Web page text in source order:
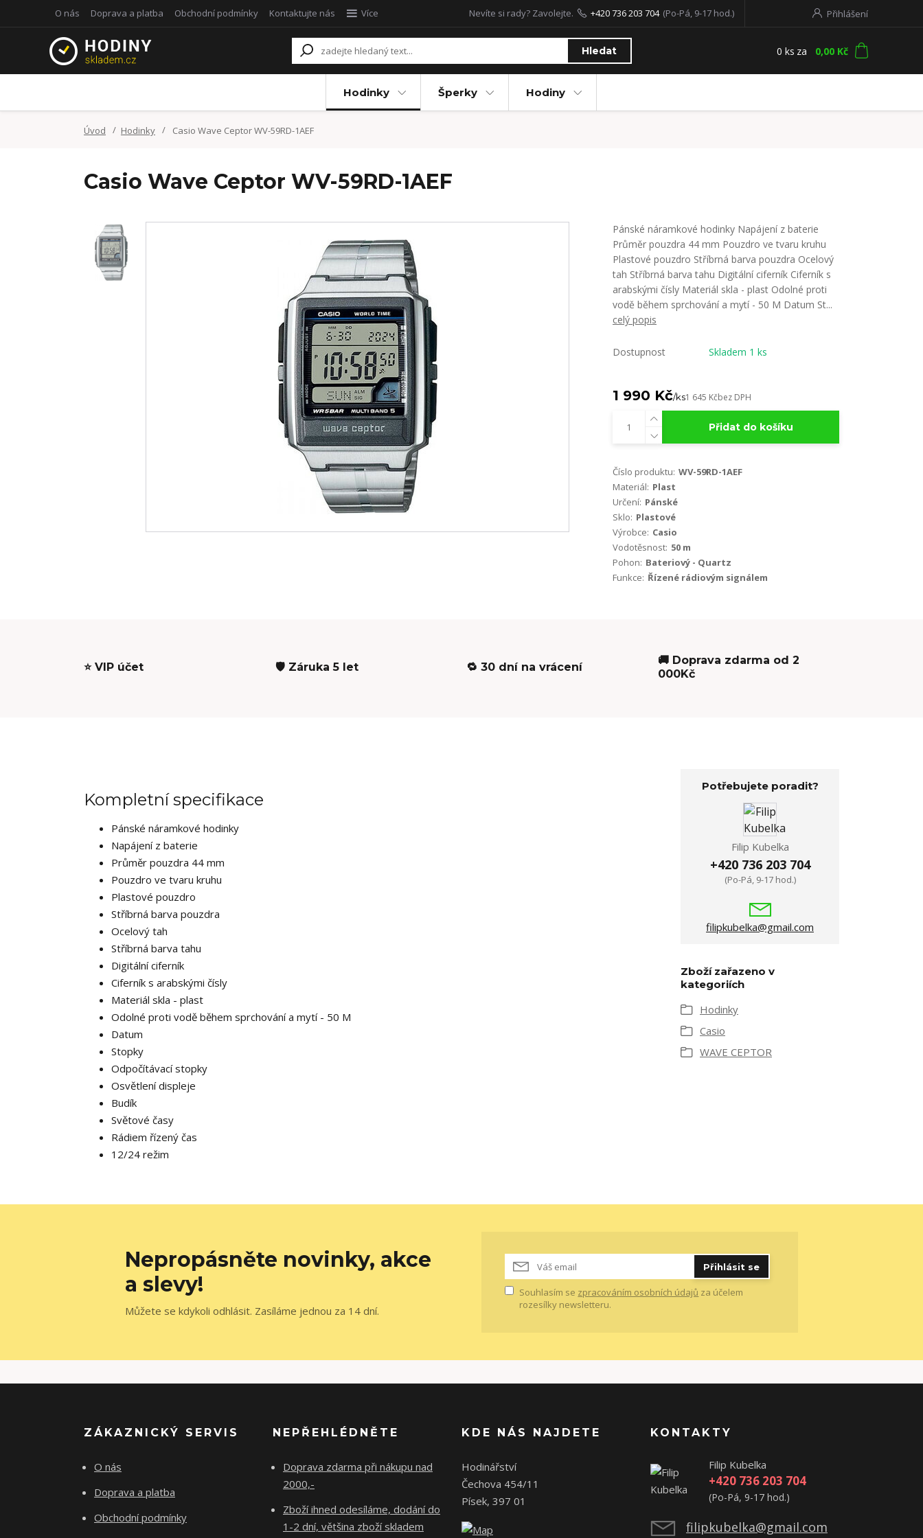
O nás Doprava a platba Obchodní podmínky Kontaktujte nás Více Přihlášení
Hledat
Nevíte si rady? Zavolejte. +420 736 203 704 (Po-Pá, 9-17 hod.)
0 ks za 0,00 Kč
Hodinky Šperky Hodiny
Úvod Hodinky Casio Wave Ceptor WV-59RD-1AEF
Casio Wave Ceptor WV-59RD-1AEF
Pánské náramkové hodinky Napájení z baterie
Průměr pouzdra 44 mm Pouzdro ve tvaru kruhu
Plastové pouzdro Stříbrná barva pouzdra Ocelový
tah Stříbrná barva tahu Digitální ciferník Ciferník s
arabskými čísly Materiál skla - plast Odolné proti
vodě během sprchování a mytí - 50 M Datum St...
celý popis
Dostupnost Skladem 1 ks
1 990 Kč/ks1 645 Kčbez DPH
Přidat do košíku
Číslo produktu: WV-59RD-1AEF
Materiál: Plast
Určení: Pánské
Sklo: Plastové
Výrobce: Casio
Vodotěsnost: 50 m
Pohon: Bateriový - Quartz
Funkce: Řízené rádiovým signálem
⭐ VIP účet 🛡️ Záruka 5 let 🔁 30 dní na vrácení
🚚 Doprava zdarma od 2
000Kč
Kompletní specifikace
Pánské náramkové hodinky
Napájení z baterie
Průměr pouzdra 44 mm
Pouzdro ve tvaru kruhu
Plastové pouzdro
Stříbrná barva pouzdra
Ocelový tah
Stříbrná barva tahu
Digitální ciferník
Ciferník s arabskými čísly
Materiál skla - plast
Odolné proti vodě během sprchování a mytí - 50 M
Datum
Stopky
Odpočítávací stopky
Osvětlení displeje
Budík
Světové časy
Rádiem řízený čas
12/24 režim
Potřebujete poradit?
Filip Kubelka
+420 736 203 704
(Po-Pá, 9-17 hod.)
filipkubelka@gmail.com
Zboží zařazeno v
kategoriích
Hodinky
Casio
WAVE CEPTOR
Nepropásněte novinky, akce
a slevy!
Můžete se kdykoli odhlásit. Zasíláme jednou za 14 dní.
Přihlásit se
Souhlasím se zpracováním osobních údajů za účelem
rozesílky newsletteru.
ZÁKAZNICKÝ SERVIS
O nás
Doprava a platba
Obchodní podmínky
NEPŘEHLÉDNĚTE
Doprava zdarma při nákupu nad
2000,-
Zboží ihned odesíláme, dodání do
1-2 dní, většina zboží skladem
KDE NÁS NAJDETE
Hodinářství
Čechova 454/11
Písek, 397 01
KONTAKTY
Filip Kubelka
+420 736 203 704
(Po-Pá, 9-17 hod.)
filipkubelka@gmail.com